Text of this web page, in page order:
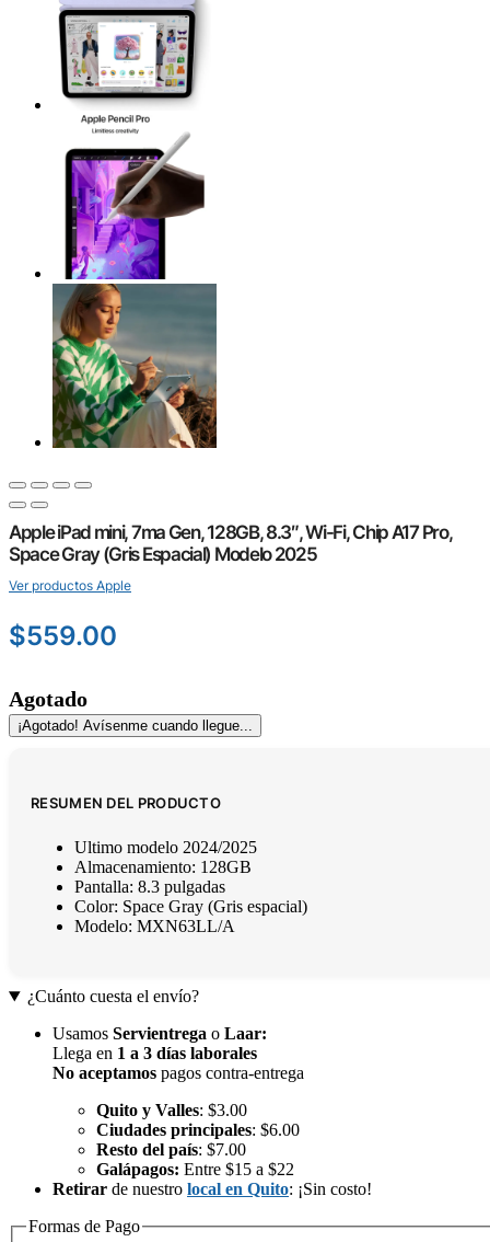
Apple iPad mini, 7ma Gen, 128GB, 8.3″, Wi-Fi, Chip A17 Pro,
Space Gray (Gris Espacial) Modelo 2025
Ver productos Apple
$559.00
Agotado
¡Agotado! Avísenme cuando llegue...
RESUMEN DEL PRODUCTO
Ultimo modelo 2024/2025
Almacenamiento: 128GB
Pantalla: 8.3 pulgadas
Color: Space Gray (Gris espacial)
Modelo: MXN63LL/A
¿Cuánto cuesta el envío?
Usamos Servientrega o Laar:
Llega en 1 a 3 días laborales
No aceptamos pagos contra-entrega
Quito y Valles: $3.00
Ciudades principales: $6.00
Resto del país: $7.00
Galápagos: Entre $15 a $22
Retirar de nuestro local en Quito: ¡Sin costo!
Formas de Pago